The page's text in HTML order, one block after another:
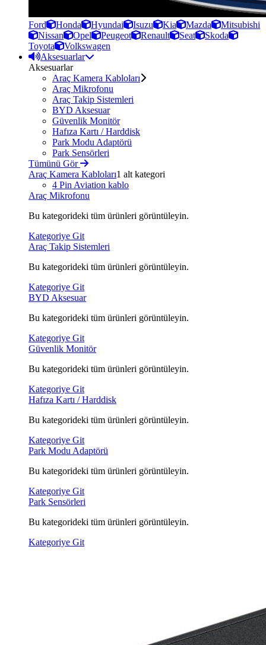
Ford Honda Hyundai Isuzu Kia Mazda
Mitsubishi
Nissan
Opel Peugeot Renault Seat
Skoda
Toyota
Volkswagen
Aksesuarlar
Aksesuarlar
Araç Kamera Kabloları
Araç Mikrofonu
Araç Takip Sistemleri
BYD Aksesuar
Güvenlik Monitör
Hafıza Kartı / Harddisk
Park Modu Adaptörü
Park Sensörleri
Tümünü Gör
Araç Kamera Kabloları1 alt kategori
4 Pin Aviation kablo
Araç Mikrofonu
Bu kategorideki tüm ürünleri görüntüleyin.
Kategoriye Git
Araç Takip Sistemleri
Bu kategorideki tüm ürünleri görüntüleyin.
Kategoriye Git
BYD Aksesuar
Bu kategorideki tüm ürünleri görüntüleyin.
Kategoriye Git
Güvenlik Monitör
Bu kategorideki tüm ürünleri görüntüleyin.
Kategoriye Git
Hafıza Kartı / Harddisk
Bu kategorideki tüm ürünleri görüntüleyin.
Kategoriye Git
Park Modu Adaptörü
Bu kategorideki tüm ürünleri görüntüleyin.
Kategoriye Git
Park Sensörleri
Bu kategorideki tüm ürünleri görüntüleyin.
Kategoriye Git